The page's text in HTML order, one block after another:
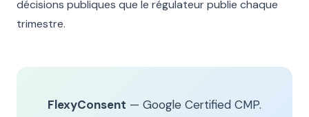
décisions publiques que le régulateur publie chaque
trimestre.
FlexyConsent — Google Certified CMP.